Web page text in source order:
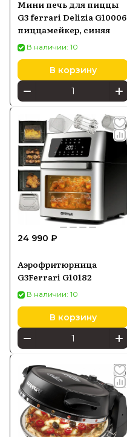
Мини печь для пиццы
G3 ferrari Delizia G10006
пиццамейкер, синяя
В наличии: 10
В корзину
24 990 ₽
Аэрофритюрница
G3Ferrari G10182
В наличии: 10
В корзину